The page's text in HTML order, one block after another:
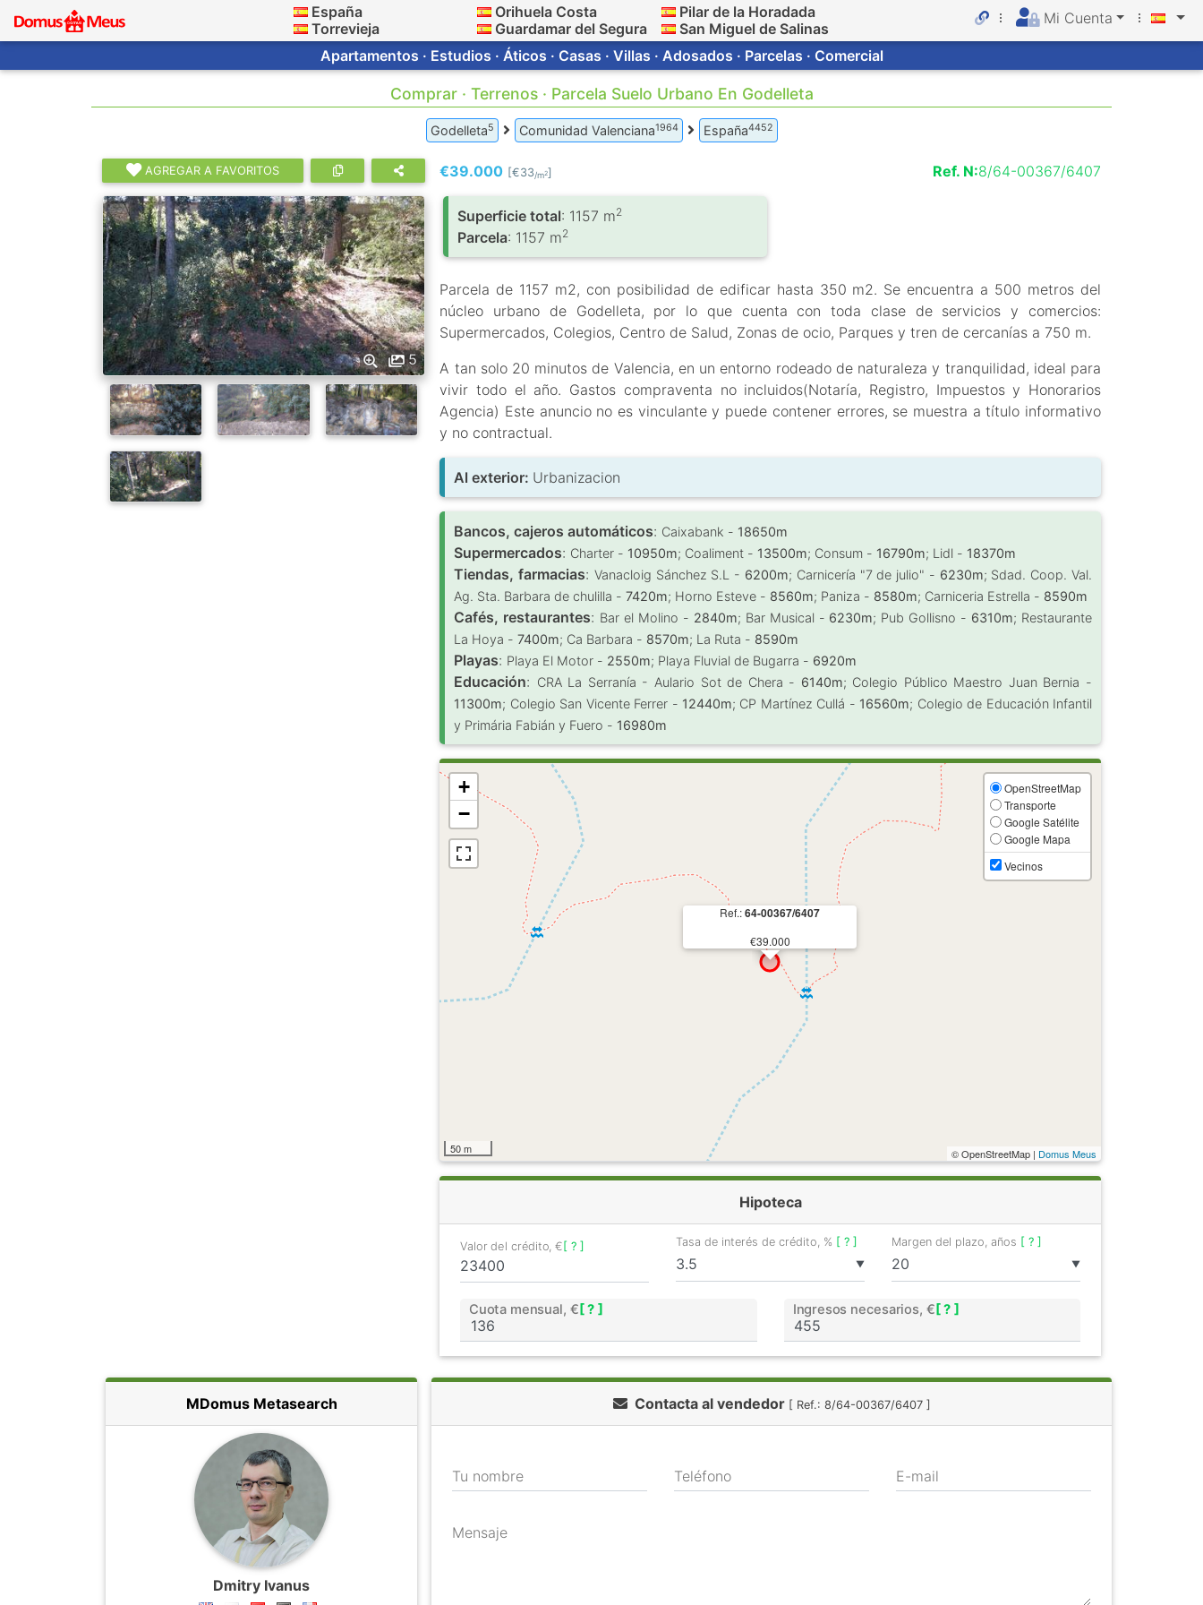
España
Torrevieja
Orihuela Costa
Guardamar del Segura
Pilar de la Horadada
San Miguel de Salinas
Mi Cuenta
Apartamentos · Estudios · Áticos · Casas · Villas · Adosados · Parcelas · Comercial
Comprar · Terrenos · Parcela Suelo Urbano En Godelleta
Godelleta5 Comunidad Valenciana1964 España4452
AGREGAR A FAVORITOS
5
€39.000 [€33/m2] Ref. N:8/64-00367/6407
Superficie total: 1157 m2
Parcela: 1157 m2
Parcela de 1157 m2, con posibilidad de edificar hasta 350 m2. Se encuentra a 500 metros del
núcleo urbano de Godelleta, por lo que cuenta con toda clase de servicios y comercios:
Supermercados, Colegios, Centro de Salud, Zonas de ocio, Parques y tren de cercanías a 750 m.
A tan solo 20 minutos de Valencia, en un entorno rodeado de naturaleza y tranquilidad, ideal para
vivir todo el año. Gastos compraventa no incluidos(Notaría, Registro, Impuestos y Honorarios
Agencia) Este anuncio no es vinculante y puede contener errores, se muestra a título informativo
y no contractual.
Al exterior: Urbanizacion
Bancos, cajeros automáticos: Caixabank - 18650m
Supermercados: Charter - 10950m; Coaliment - 13500m; Consum - 16790m; Lidl - 18370m
Tiendas, farmacias: Vanacloig Sánchez S.L - 6200m; Carnicería "7 de julio" - 6230m; Sdad. Coop. Val.
Ag. Sta. Barbara de chulilla -7420m; Horno Esteve - 8560m; Paniza - 8580m; Carniceria Estrella - 8590m
Cafés, restaurantes: Bar el Molino - 2840m; Bar Musical - 6230m; Pub Gollisno - 6310m; Restaurante
La Hoya -7400m; Ca Barbara - 8570m; La Ruta - 8590m
Playas: Playa El Motor - 2550m; Playa Fluvial de Bugarra - 6920m
Educación: CRA La Serranía - Aulario Sot de Chera - 6140m; Colegio Público Maestro Juan Bernia -
11300m; Colegio San Vicente Ferrer - 12440m; CP Martínez Cullá - 16560m; Colegio de Educación Infantil
y Primária Fabián y Fuero - 16980m
Ref.:64-00367/6407
€39.000
+
−
OpenStreetMap
Transporte
Google Satélite
Google Mapa
Vecinos
50 m © OpenStreetMap | Domus Meus
Hipoteca
Valor del crédito, €[ ? ]
▼
Tasa de interés de crédito, % [ ? ]
▼
Margen del plazo, años [ ? ]
Cuota mensual, € [ ? ] Ingresos necesarios, € [ ? ]
MDomus Metasearch
Dmitry Ivanus
Contacta al vendedor [ Ref.: 8/64-00367/6407 ]
Tu nombre Teléfono E-mail
Mensaje